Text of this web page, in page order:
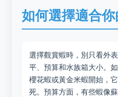
如何選擇適合
選擇觀賞蝦時，別只看外
平、預算和水族箱大小。
櫻花蝦或黃金米蝦開始，
死。預算方面，有些蝦像